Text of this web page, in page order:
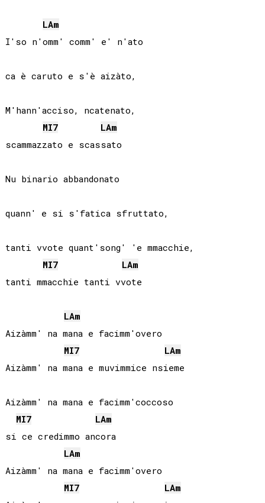
LAm
I'so n'omm' comm' e' n'ato
ca è caruto e s'è aizàto,
M'hann'acciso, ncatenato,
MI7 LAm
scammazzato e scassato
Nu binario abbandonato
quann' e si s'fatica sfruttato,
tanti vvote quant'song' 'e mmacchie,
MI7 LAm
tanti mmacchie tanti vvote
LAm
Aizàmm' na mana e facimm'overo
MI7 LAm
Aizàmm' na mana e muvimmice nsieme
Aizàmm' na mana e facimm'coccoso
MI7 LAm
si ce credimmo ancora
LAm
Aizàmm' na mana e facimm'overo
MI7 LAm